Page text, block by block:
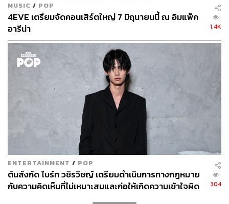
MUSIC / POP
4EVE เตรียมจัดคอนเสิร์ตใหญ่ 7 มิถุนายนนี้ ณ อิมแพ็ค
อารีน่า
1.4K
ENTERTAINMENT / POP
ต้นสังกัด ไบร์ท วชิรวิชญ์ เตรียมดำเนินการทางกฎหมาย
กับความคิดเห็นที่ไม่เหมาะสมและก่อให้เกิดความเข้าใจผิด
304